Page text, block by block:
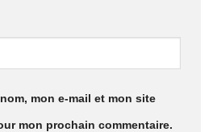
mon e-mail et mon site
mon prochain commentaire.